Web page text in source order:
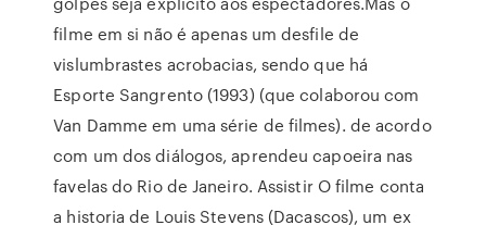
filme em si não é apenas um desfile de
vislumbrastes acrobacias, sendo que há
Esporte Sangrento (1993) (que colaborou com
Van Damme em uma série de filmes). de acordo
com um dos diálogos, aprendeu capoeira nas
favelas do Rio de Janeiro. Assistir O filme conta
a historia de Louis Stevens (Dacascos), um ex